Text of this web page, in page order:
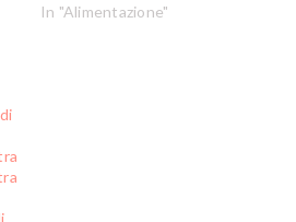
In "Alimentazione"